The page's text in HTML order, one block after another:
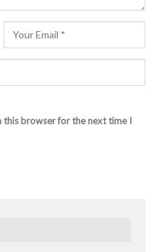
this browser for the next time I